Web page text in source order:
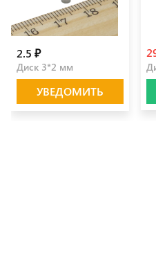
2.5 ₽
Диск 3*2 мм
УВЕДОМИТЬ